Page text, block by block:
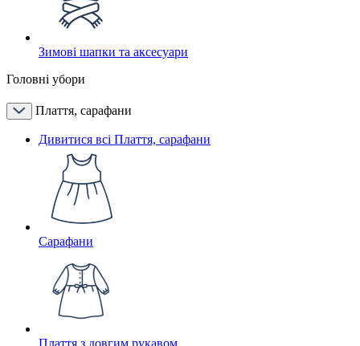
Зимові шапки та аксесуари
Головні убори
Плаття, сарафани
Дивитися всі Плаття, сарафани
Сарафани
Плаття з довгим рукавом